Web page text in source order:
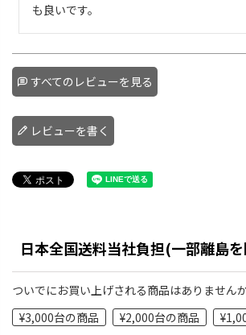
も良いです。
すべてのレビューを見る
レビューを書く
日本全国送料当社負担(一部離島
ついでにお買い上げされる商品はありません
¥3,000台の商品
¥2,000台の商品